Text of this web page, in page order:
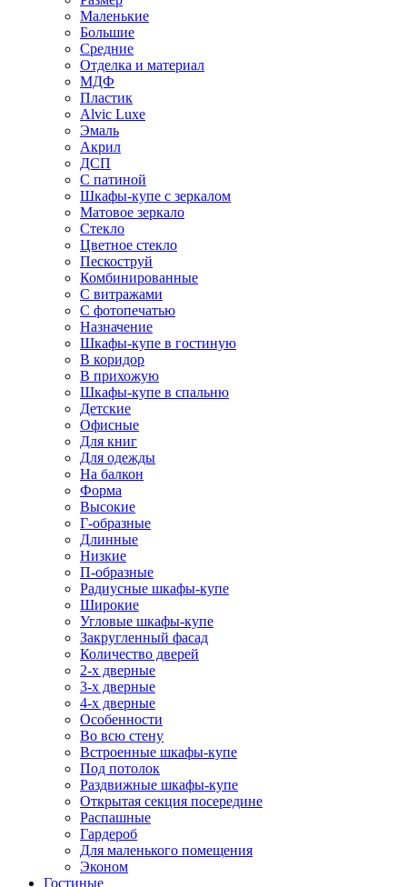
Маленькие
Большие
Средние
Отделка и материал
МДФ
Пластик
Alvic Luxe
Эмаль
Акрил
ДСП
С патиной
Шкафы-купе с зеркалом
Матовое зеркало
Стекло
Цветное стекло
Пескоструй
Комбинированные
С витражами
С фотопечатью
Назначение
Шкафы-купе в гостиную
В коридор
В прихожую
Шкафы-купе в спальню
Детские
Офисные
Для книг
Для одежды
На балкон
Форма
Высокие
Г-образные
Длинные
Низкие
П-образные
Радиусные шкафы-купе
Широкие
Угловые шкафы-купе
Закругленный фасад
Количество дверей
2-х дверные
3-х дверные
4-х дверные
Особенности
Во всю стену
Встроенные шкафы-купе
Под потолок
Раздвижные шкафы-купе
Открытая секция посередине
Распашные
Гардероб
Для маленького помещения
Эконом
Гостиные